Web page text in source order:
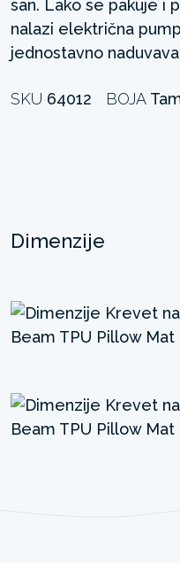
san. Lako se pakuje i
nalazi električna
jednostavno
SKU 64012 BOJA
Dimenzije